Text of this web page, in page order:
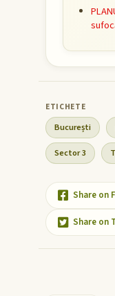
București
Sector 3
Share on
Share on